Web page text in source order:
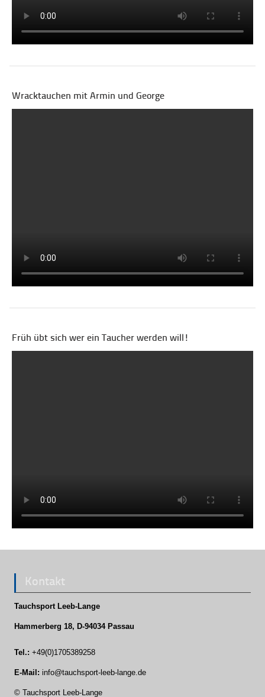
Wracktauchen mit Armin und George
Früh übt sich wer ein Taucher werden will!
Kontakt
Tauchsport Leeb-Lange
Hammerberg 18, D-94034 Passau
Tel.: +49(0)1705389258
E-Mail: info@tauchsport-leeb-lange.de
© Tauchsport Leeb-Lange